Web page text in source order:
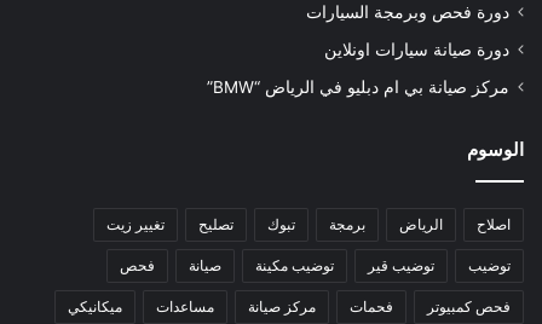
دورة فحص وبرمجة السيارات
دورة صيانة سيارات اونلاين
مركز صيانة بي ام دبليو في الرياض “BMW”
الوسوم
اصلاح الرياض برمجة تبوك تصليح تغيير زيت
توضيب توضيب قير توضيب مكينة صيانة فحص
فحص كمبيوتر فحمات مركز صيانة مساعدات ميكانيكي